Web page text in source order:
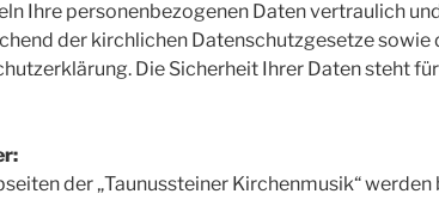
Ihre personenbezogenen Daten vertraulich
der kirchlichen Datenschutzgesetze sowie
Die Sicherheit Ihrer Daten steht
der „Taunussteiner Kirchenmusik“